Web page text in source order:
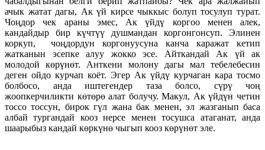
ачык жатат дагы, Ак үй кирсе чыккыс болуп тосулуп турат.
Чоңдор чек араны эмес, Ак үйдү коргоо менен алек,
кандайдыр бир күчтүү душмандан коргонгонсуп. Элинен
коркуп, чоңдордун коргонуусуна канча каражат кетип
жатканын эсепке алуу жокко эсе. Айткандай Ак үй ак
молодой көрүнөт. Анткени молону дагы мал тебелебесин
деген ойдо курчап коёт. Эгер Ак үйдү курчаган кара тосмо
болбосо, анда иштегендер таза болсо, сүрү чоң
жоопкерчиликти көтөрө алат болучу. Макул, Ак үйдүн четин
тоссо тоссун, бирок гүл жана бак менен, эл жазганып баса
албай тургандай кооз нерсе менен тосушса атаганат, анда
шаарыбыз кандай көркүнө чыгып кооз көрүнөт эле.